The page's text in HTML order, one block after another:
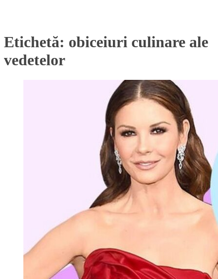
Etichetă: obiceiuri culinare ale
vedetelor